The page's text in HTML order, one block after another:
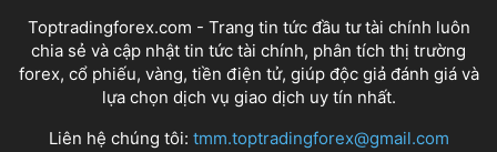
Toptradingforex.com - Trang tin tức đầu tư tài chính luôn
chia sẻ và cập nhật tin tức tài chính, phân tích thị trường
forex, cổ phiếu, vàng, tiền điện tử, giúp độc giả đánh giá và
lựa chọn dịch vụ giao dịch uy tín nhất.
Liên hệ chúng tôi: tmm.toptradingforex@gmail.com